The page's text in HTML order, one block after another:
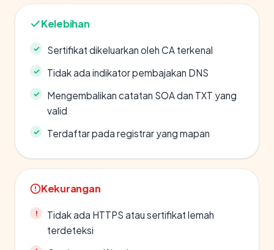
Kelebihan
Sertifikat dikeluarkan oleh CA terkenal
Tidak ada indikator pembajakan DNS
Mengembalikan catatan SOA dan TXT yang
valid
Terdaftar pada registrar yang mapan
Kekurangan
Tidak ada HTTPS atau sertifikat lemah
terdeteksi